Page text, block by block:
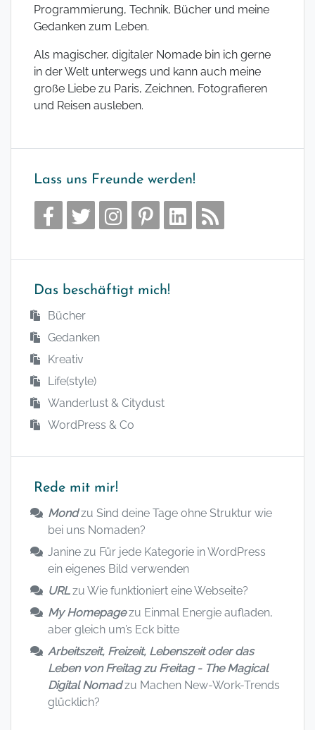
Programmierung, Technik, Bücher und meine
Gedanken zum Leben.
Als magischer, digitaler Nomade bin ich gerne
in der Welt unterwegs und kann auch meine
große Liebe zu Paris, Zeichnen, Fotografieren
und Reisen ausleben.
Lass uns Freunde werden!
Das beschäftigt mich!
Bücher
Gedanken
Kreativ
Life(style)
Wanderlust & Citydust
WordPress & Co
Rede mit mir!
Mondzu Sind deine Tage ohne Struktur wie
bei uns Nomaden?
Janine zu Für jede Kategorie in WordPress
ein eigenes Bild verwenden
URLzu Wie funktioniert eine Webseite?
My Homepagezu Einmal Energie aufladen,
aber gleich um’s Eck bitte
Arbeitszeit, Freizeit, Lebenszeit oder das
Leben von Freitag zu Freitag - The Magical
Digital Nomadzu Machen New-Work-Trends
glücklich?